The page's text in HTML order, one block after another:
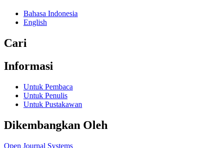
Bahasa Indonesia
English
Cari
Informasi
Untuk Pembaca
Untuk Penulis
Untuk Pustakawan
Dikembangkan Oleh
Open Journal Systems